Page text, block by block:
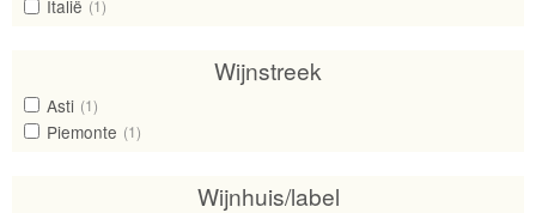
Italië (1)
Wijnstreek
Asti (1)
Piemonte (1)
Wijnhuis/label